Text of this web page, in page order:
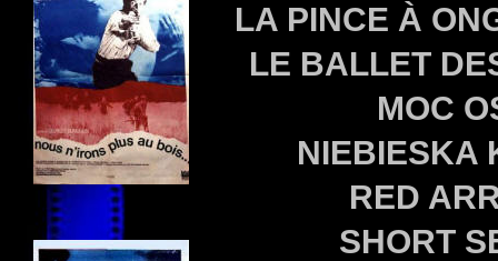
LA PINCE À
LE BALLET
MOC
NIEBIESKA
RED
SHORT